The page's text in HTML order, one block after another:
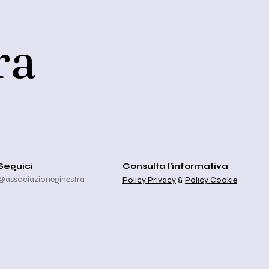
Consulta l'informativa
Policy Privacy&Policy Cookie